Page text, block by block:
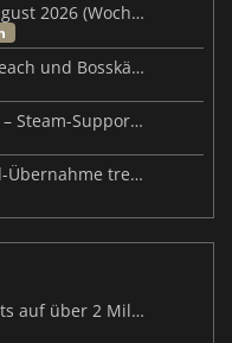
Neue Videospiele der Woche – August 2026 (Woche 32)
Palworld-Update verbessert Sunreach und Bosskämpfe deutlich
Microsoft überdenkt Project Helix – Steam-Support gefährdet
Malware-Karten und eine Discord-Übernahme treffen Meccha Chameleon
Resident Evil Veronica steht bereits auf über 2 Millionen Wunschlisten